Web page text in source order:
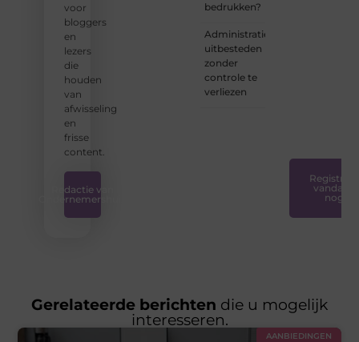
voor
bloggers
en
lezers
die
houden
van
afwisseling
en
frisse
content.
Redactie van
Ondernemershuis
bedrukken?
Administratie
uitbesteden
zonder
controle te
verliezen
Registreer
vandaag
nog
Gerelateerde berichten die u mogelijk
interesseren.
AANBIEDINGEN